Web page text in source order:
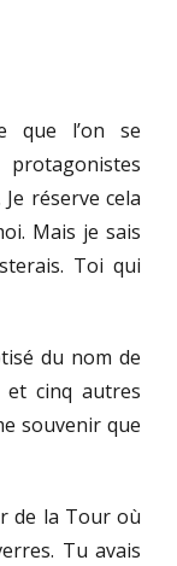
que l’on se
réserve cela
Mais je sais
Toi qui
du nom de
et cinq autres
souvenir que
de la Tour où
Tu avais